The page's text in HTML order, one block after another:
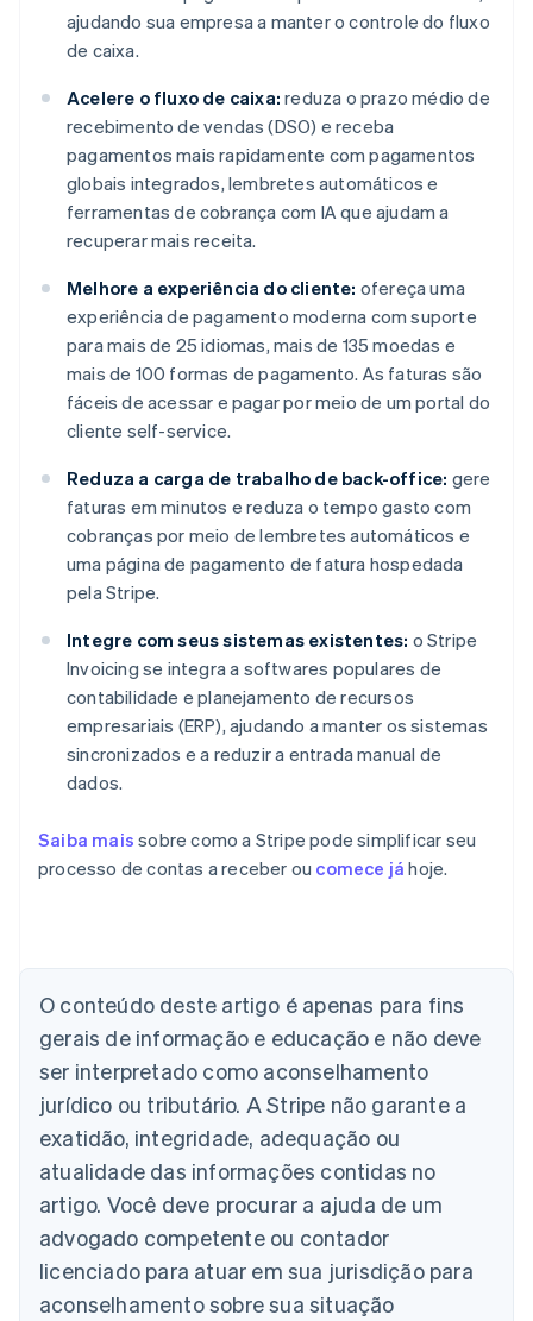
ajudando sua empresa a manter o controle do fluxo
de caixa.
Acelere o fluxo de caixa: reduza o prazo médio de
recebimento de vendas (DSO) e receba
pagamentos mais rapidamente com pagamentos
globais integrados, lembretes automáticos e
ferramentas de cobrança com IA que ajudam a
recuperar mais receita.
Melhore a experiência do cliente: ofereça uma
experiência de pagamento moderna com suporte
para mais de 25 idiomas, mais de 135 moedas e
mais de 100 formas de pagamento. As faturas são
fáceis de acessar e pagar por meio de um portal do
cliente self-service.
Reduza a carga de trabalho de back-office: gere
faturas em minutos e reduza o tempo gasto com
cobranças por meio de lembretes automáticos e
uma página de pagamento de fatura hospedada
pela Stripe.
Integre com seus sistemas existentes: o Stripe
Invoicing se integra a softwares populares de
contabilidade e planejamento de recursos
empresariais (ERP), ajudando a manter os sistemas
sincronizados e a reduzir a entrada manual de
dados.
Saiba mais sobre como a Stripe pode simplificar seu
processo de contas a receber ou comece já hoje.
O conteúdo deste artigo é apenas para fins
gerais de informação e educação e não deve
ser interpretado como aconselhamento
jurídico ou tributário. A Stripe não garante a
exatidão, integridade, adequação ou
atualidade das informações contidas no
artigo. Você deve procurar a ajuda de um
advogado competente ou contador
licenciado para atuar em sua jurisdição para
aconselhamento sobre sua situação
Austrália
Áustria
DeutschEnglish
Bélgica
English
Brasil
Português English
Bulgária
English
Canadá
English Français
China continental
简体中文 English